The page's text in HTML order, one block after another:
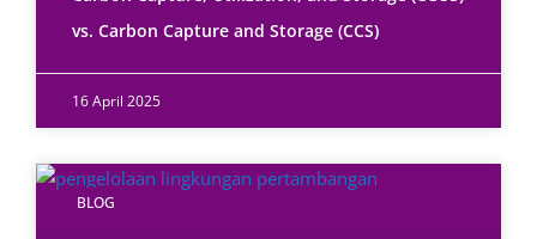
vs. Carbon Capture and Storage (CCS)
16 April 2025
BLOG